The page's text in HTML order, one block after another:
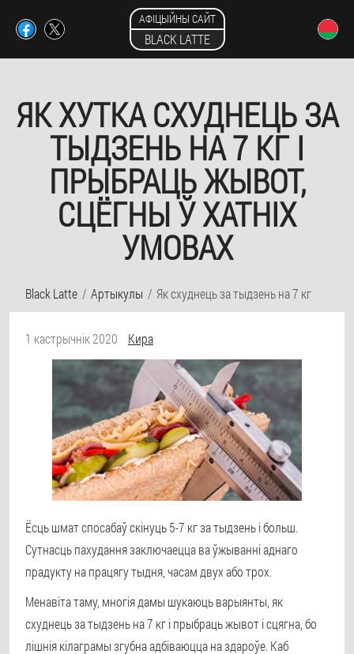
АФІЦЫЙНЫ САЙТ
BLACK LATTE
ЯК ХУТКА СХУДНЕЦЬ ЗА
ТЫДЗЕНЬ НА 7 КГ І
ПРЫБРАЦЬ ЖЫВОТ,
СЦЁГНЫ Ў ХАТНІХ
УМОВАХ
Black Latte Артыкулы Як схуднець за тыдзень на 7 кг
1 кастрычнік 2020 Кира
Ёсць шмат спосабаў скінуць 5-7 кг за тыдзень і больш.
Сутнасць пахудання заключаецца ва ўжыванні аднаго
прадукту на працягу тыдня, часам двух або трох.
Менавіта таму, многія дамы шукаюць варыянты, як
схуднець за тыдзень на 7 кг і прыбраць жывот і сцягна, бо
лішнія кілаграмы згубна адбіваюцца на здароўе. Каб